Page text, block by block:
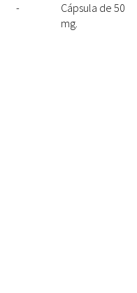
-
Cápsula de 50
mg.